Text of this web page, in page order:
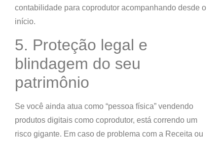
contabilidade para coprodutor acompanhando desde o
início.
5. Proteção legal e
blindagem do seu
patrimônio
Se você ainda atua como “pessoa física” vendendo
produtos digitais como coprodutor, está correndo um
risco gigante. Em caso de problema com a Receita ou